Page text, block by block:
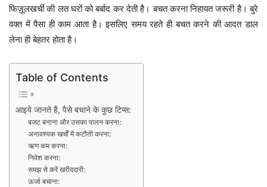
फिज़ूलखर्ची की लत घरों को बर्बाद कर देती है। बचत करना निहायत जरूरी है। बुरे
वक्त में पैसा ही काम आता है। इसलिए समय रहते ही बचत करने की आदत डाल
लेना ही बेहतर होता है।
Table of Contents
आइये जानते हैं, पैसे बचाने के कुछ टिप्स:
बजट बनाना और उसका पालन करना:
अनावश्यक खर्चों में कटौती करना:
ऋण कम करना:
निवेश करना:
समझ से करें खरीददारी:
ऊर्जा बचाना: